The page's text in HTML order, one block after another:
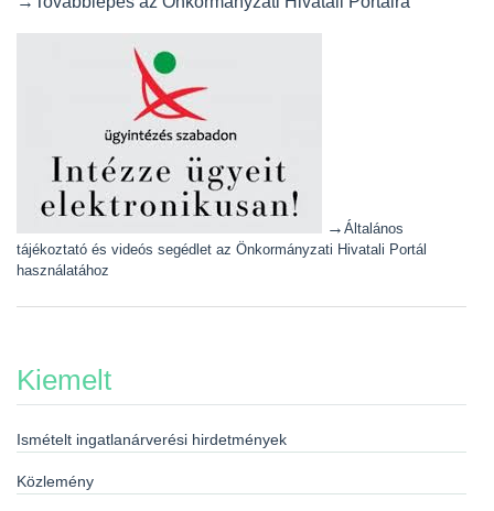
→ Általános
tájékoztató és videós segédlet az Önkormányzati Hivatali Portál
használatához
Kiemelt
Ismételt ingatlanárverési hirdetmények
Közlemény